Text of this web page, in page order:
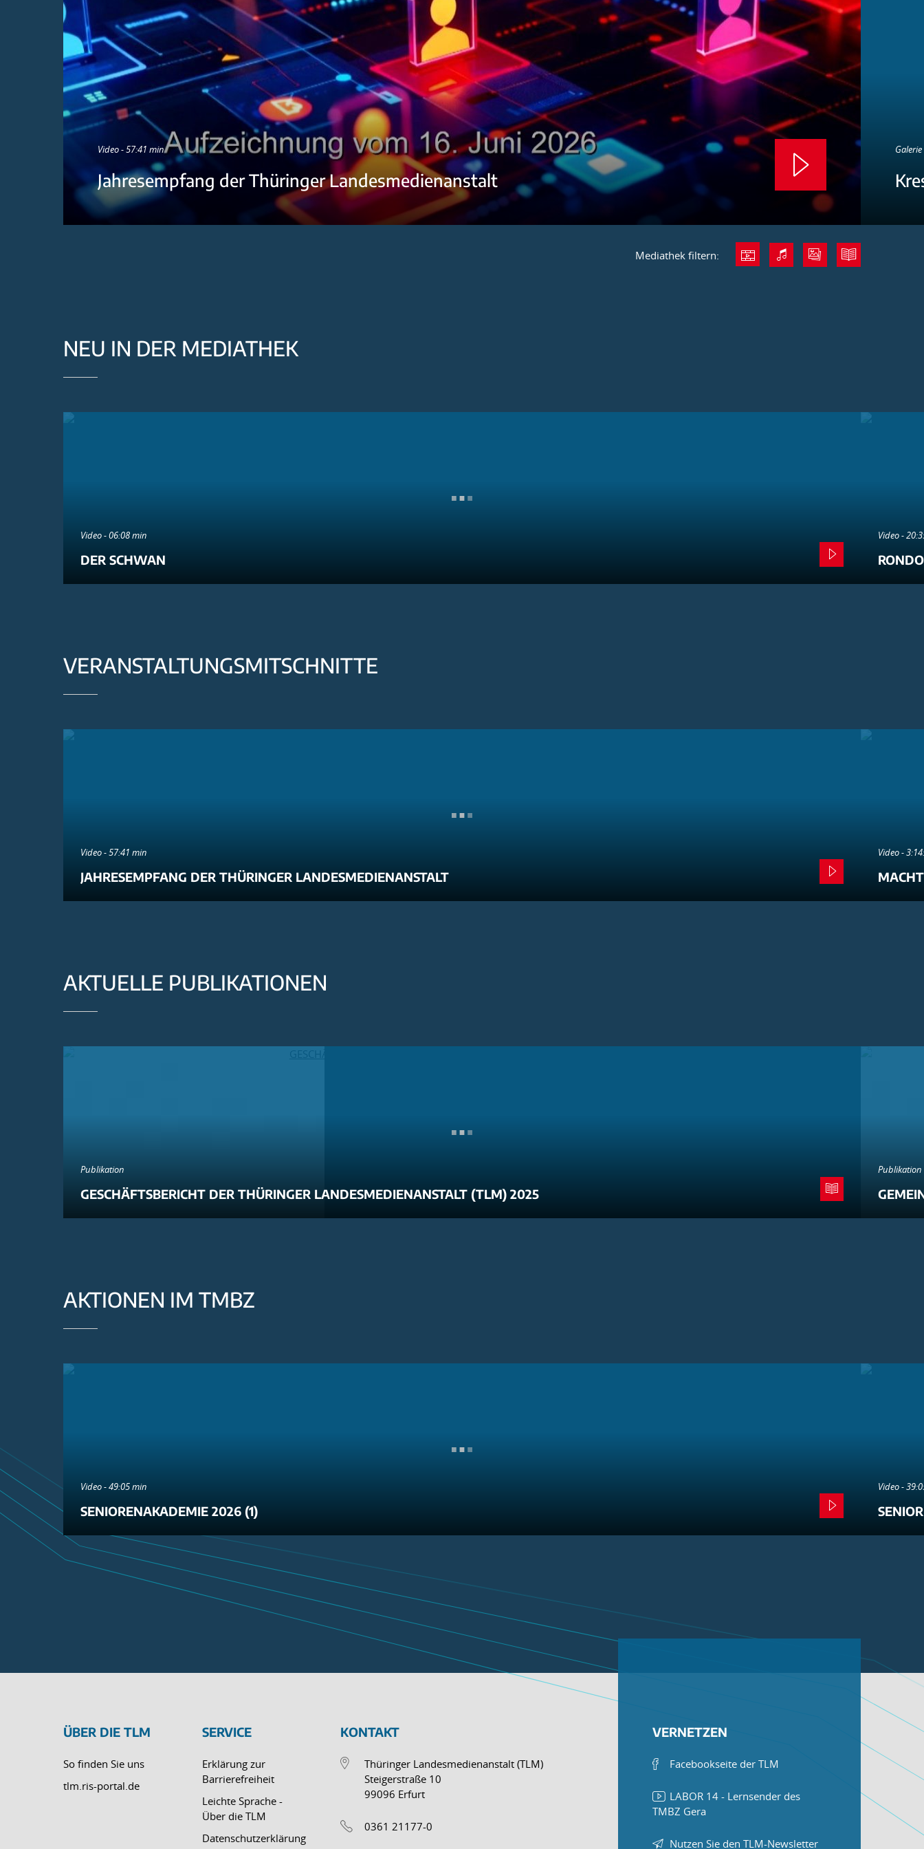
Video - 57:41 min
Jahresempfang der Thüringer Landesmedienanstalt
Mediathek filtern:
NEU IN DER MEDIATHEK
Video - 06:08 min
DER SCHWAN
Video -
VERANSTALTUNGSMITSCHNITTE
Video - 57:41 min
JAHRESEMPFANG DER THÜRINGER LANDESMEDIENANSTALT
Video -
AKTUELLE PUBLIKATIONEN
Publikation
GESCHÄFTSBERICHT DER THÜRINGER LANDESMEDIENANSTALT (TLM) 2025
Publikation
AKTIONEN IM TMBZ
Video - 49:05 min
SENIORENAKADEMIE 2026 (1)
Video -
ÜBER DIE TLM
So finden Sie uns
tlm.ris-portal.de
SERVICE
Erklärung zur
Barrierefreiheit
Leichte Sprache -
Über die TLM
Datenschutzerklärung
KONTAKT
Thüringer Landesmedienanstalt (TLM)
Steigerstraße 10
99096 Erfurt
0361 21177-0
VERNETZEN
Facebookseite der TLM
LABOR 14 - Lernsender des
TMBZ Gera
Nutzen Sie den TLM-Newsletter